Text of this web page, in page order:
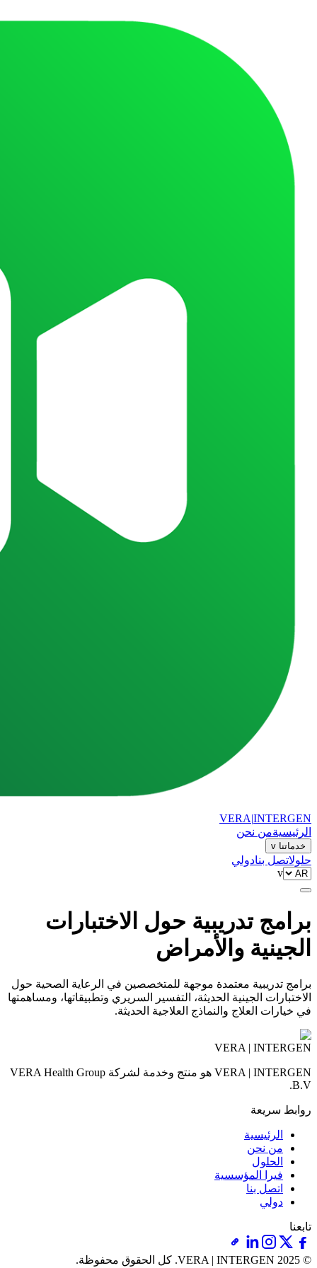
VERA|INTERGEN
الرئيسيةمن نحن
خدماتنا v
حلولاتصل بنادولي
v
برامج تدريبية حول الاختبارات
الجينية والأمراض
برامج تدريبية معتمدة موجهة للمتخصصين في الرعاية الصحية حول
الاختبارات الجينية الحديثة، التفسير السريري وتطبيقاتها، ومساهمتها
في خيارات العلاج والنماذج العلاجية الحديثة.
VERA | INTERGEN
VERA | INTERGEN هو منتج وخدمة لشركة VERA Health Group
B.V.
روابط سريعة
الرئيسية
من نحن
الحلول
فيرا المؤسسية
اتصل بنا
دولي
تابعنا
© 2025 VERA | INTERGEN. كل الحقوق محفوظة.